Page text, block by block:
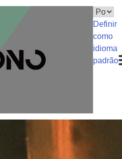
Definir
como
idioma
padrão